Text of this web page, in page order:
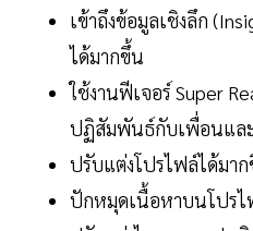
เข้าถึงข้อมูลเชิงลึก
ได้มากขึ้น
ใช้งานฟีเจอร์ Super
ปฏิสัมพันธ์กับเพื่อนแล
ปรับแต่งโปรไฟล์ได้มา
ปักหมุดเนื้อหาบนโปรไ